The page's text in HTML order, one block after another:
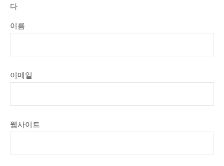
다
이름
이메일
웹사이트